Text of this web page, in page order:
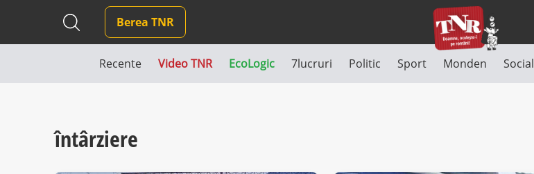
Berea TNR
Recente Video TNR EcoLogic 7lucruri Politic Sport Monden Social
întârziere